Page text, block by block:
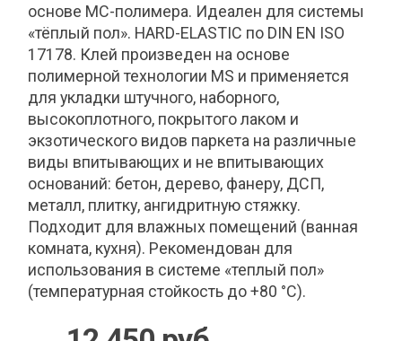
основе MC-полимера. Идеален для системы
«тёплый пол». HARD-ELASTIC по DIN EN ISO
17178. Клей произведен на основе
полимерной технологии MS и применяется
для укладки штучного, наборного,
высокоплотного, покрытого лаком и
экзотического видов паркета на различные
виды впитывающих и не впитывающих
оснований: бетон, дерево, фанеру, ДСП,
металл, плитку, ангидритную стяжку.
Подходит для влажных помещений (ванная
комната, кухня). Рекомендован для
использования в системе «теплый пол»
(температурная стойкость до +80 °С).